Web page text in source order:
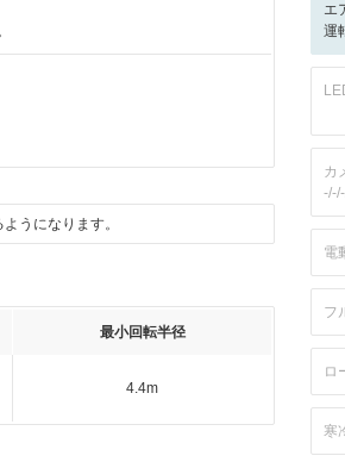
うになります。
最小回転半径
4.4m
エ
運
カ
電
フ
ロ
寒